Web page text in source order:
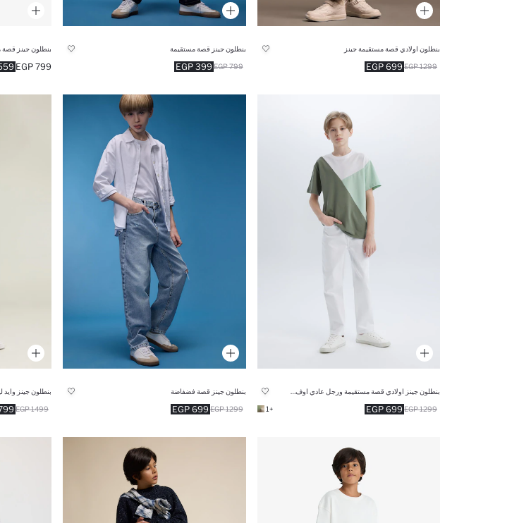
بنطلون اولادي قصة مستقيمة جينز
699 EGP 1299 EGP
بنطلون جينز قصة مستقيمة
399 EGP 799 EGP
بنطلون جينز
EGP 799 EGP
699 EGP 1299 EGP
+1
بنطلون جينز قصة فضفاضة
699 EGP 1299 EGP
بنطلون جينز وايد
EGP 1499 EGP